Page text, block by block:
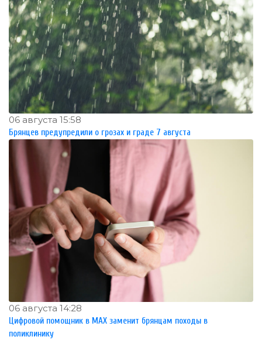
06 августа 15:58
Брянцев предупредили о грозах и граде 7 августа
06 августа 14:28
Цифровой помощник в MAX заменит брянцам походы в
поликлинику